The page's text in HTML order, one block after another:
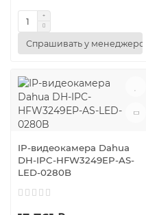
Спрашивать у менеджеров
IP-видеокамера Dahua
DH-IPC-HFW3249EP-AS-
LED-0280B